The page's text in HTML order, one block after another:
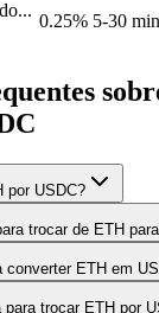
0.25% 5-30
por USDC?
trocar de ETH
converter ETH em
trocar ETH por